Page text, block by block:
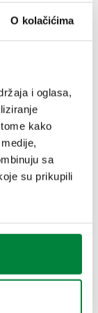
O kolačićima
i oglasa,
kako
sa
su prikupili
Actions